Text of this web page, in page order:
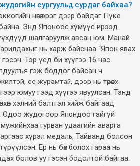
сургуульд сурдаг байхаа?
нөгөө эрэг дээр байдаг Пүке
Энд Японоос хүмүүс ирээд
шалгаруулж авсан юм. Манай
нь харж байснаа “Япон явах
Тэр үед би хүүгээ 16 нас
гэж боддог байсан ч
ёс журамтай, дээр нь төрөлх
юмуу гээд хүүгээ явуулсан. Тэнд
хэлний бэлтгэл хийж байгаад
Одоо жудогоор Япондоо гайгүй
гурван удаагийн аварга
хүрэл медаль, Тайванд болсон
Ер нь бөх болох гараа нь
болов уу гэсэн бодолтой байгаа.